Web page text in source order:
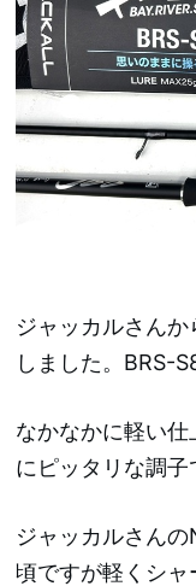
ジャッカルさん
しました。BRS-
なかなかに軽い
にピッタリな調子
ジャッカルさん
頃ですが軽くシャ